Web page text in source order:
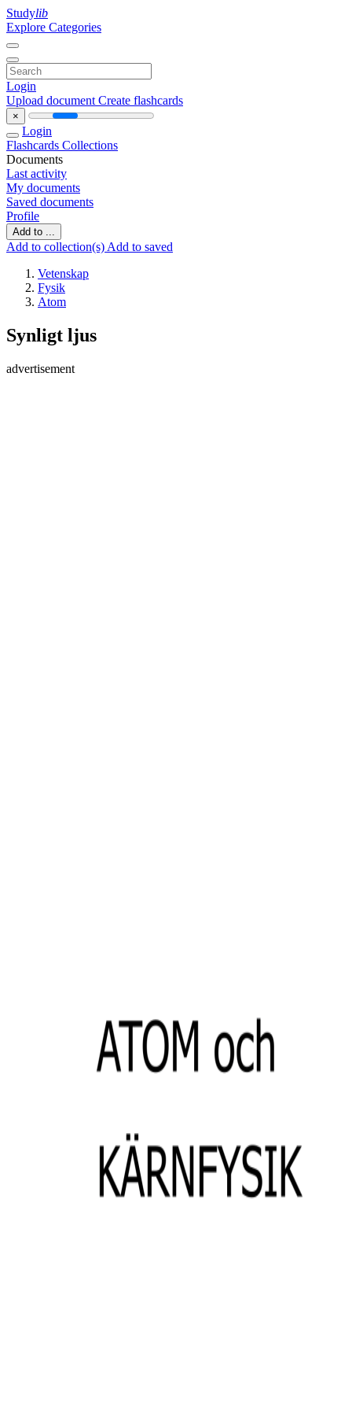
Studylib
Explore Categories
Login
Upload document Create flashcards
×
Login
Flashcards Collections
Documents
Last activity
My documents
Saved documents
Profile
Add to ...
Add to collection(s) Add to saved
Vetenskap
Fysik
Atom
Synligt ljus
advertisement